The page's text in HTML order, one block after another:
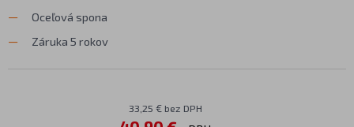
Oceľová spona
Záruka 5 rokov
33,25 € bez DPH